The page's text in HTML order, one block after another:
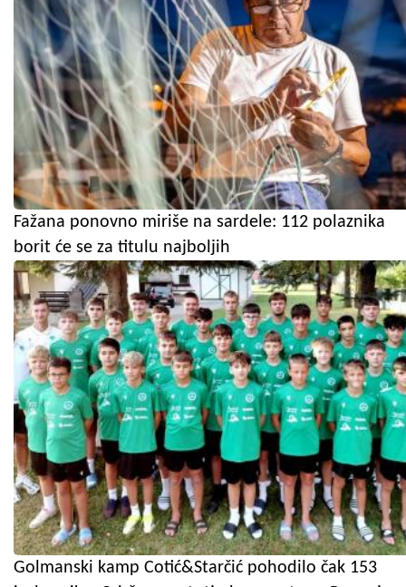
Fažana ponovno miriše na sardele: 112 polaznika
borit će se za titulu najboljih
Golmanski kamp Cotić&Starčić pohodilo čak 153